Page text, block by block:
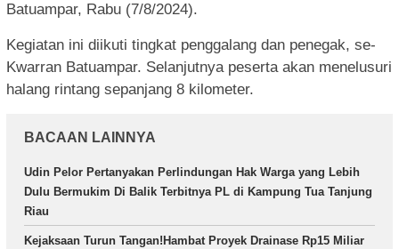
Batuampar, Rabu (7/8/2024).
Kegiatan ini diikuti tingkat penggalang dan penegak, se-
Kwarran Batuampar. Selanjutnya peserta akan menelusuri
halang rintang sepanjang 8 kilometer.
BACAAN LAINNYA
Udin Pelor Pertanyakan Perlindungan Hak Warga yang Lebih
Dulu Bermukim Di Balik Terbitnya PL di Kampung Tua Tanjung
Riau
Kejaksaan Turun Tangan!Hambat Proyek Drainase Rp15 Miliar